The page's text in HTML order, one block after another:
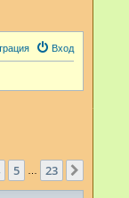
Вход
235 23